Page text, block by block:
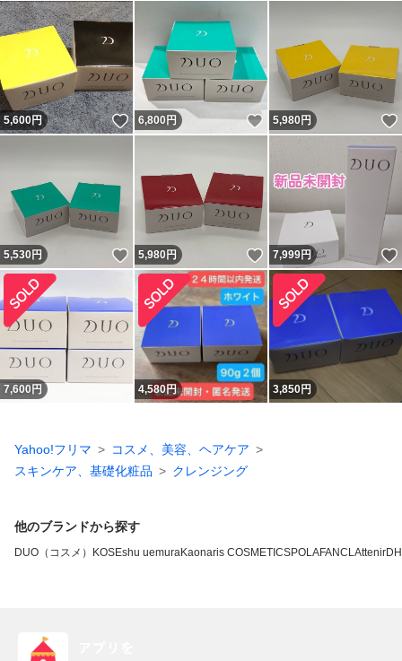
5,600円 いいね！
6,800 円 いいね！
5,980円
5,530円 いいね！
5,980円 いいね！
7,999円
7,600 円 4,580円 3,850円
Yahoo!フリマ
コスメ、美容、ヘアケア
スキンケア、基礎化粧品
クレンジング
他のブランドから探す
DUO（コスメ） KOSEshu uemuraKaonaris COSMETICSPOLAFANCLAttenir